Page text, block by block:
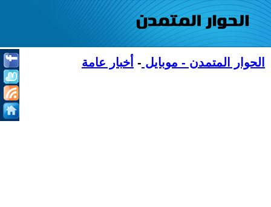
الحوار المتمدن - موبايل - أخبار عامة